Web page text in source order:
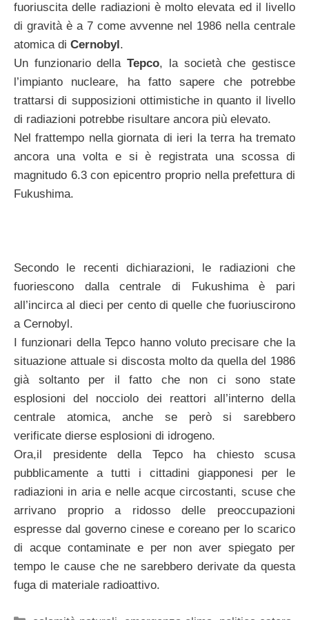
fuoriuscita delle radiazioni è molto elevata ed il livello
di gravità è a 7 come avvenne nel 1986 nella centrale
atomica di Cernobyl.
Un funzionario dellaTepco, la società che gestisce
l’impianto nucleare, ha fatto sapere che potrebbe
trattarsi di supposizioni ottimistiche in quanto il livello
di radiazioni potrebbe risultare ancora più elevato.
Nel frattempo nella giornata di ieri la terra ha tremato
ancora una volta e si è registrata una scossa di
magnitudo 6.3 con epicentro proprio nella prefettura di
Fukushima.
Secondo le recenti dichiarazioni, le radiazioni che
fuoriescono dalla centrale di Fukushima è pari
all’incirca al dieci per cento di quelle che fuoriuscirono
a Cernobyl.
I funzionari della Tepco hanno voluto precisare che la
situazione attuale si discosta molto da quella del 1986
già soltanto per il fatto che non ci sono state
esplosioni del nocciolo dei reattori all’interno della
centrale atomica, anche se però si sarebbero
verificate dierse esplosioni di idrogeno.
Ora,il presidente della Tepco ha chiesto scusa
pubblicamente a tutti i cittadini giapponesi per le
radiazioni in aria e nelle acque circostanti, scuse che
arrivano proprio a ridosso delle preoccupazioni
espresse dal governo cinese e coreano per lo scarico
di acque contaminate e per non aver spiegato per
tempo le cause che ne sarebbero derivate da questa
fuga di materiale radioattivo.